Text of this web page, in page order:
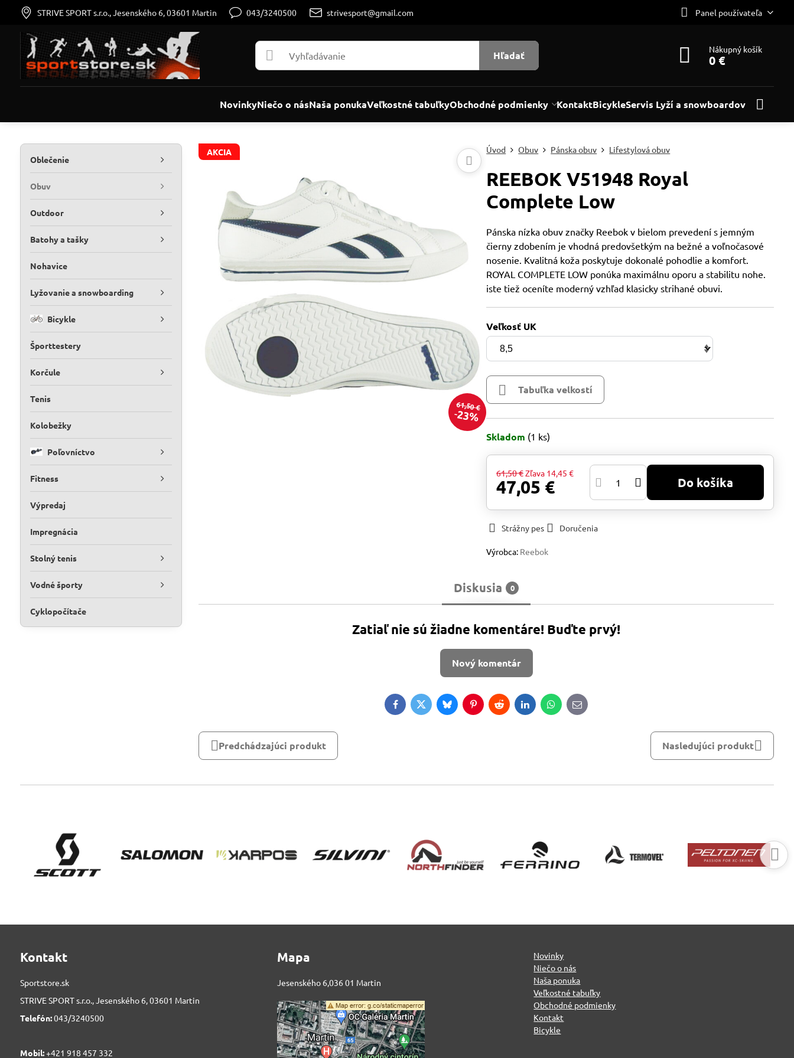
STRIVE SPORT s.r.o., Jesenského 6, 03601 Martin 043/3240500 strivesport@gmail.com Panel používateľa
Hľadať Nákupný košík
0 €
NovinkyNiečo o násNaša ponukaVeľkostné tabuľkyObchodné podmienky KontaktBicykleServis Lyží a snowboardov
AKCIA
61,50 €
23%
Úvod Obuv Pánska obuv Lifestylová obuv
REEBOK V51948 Royal
Complete Low
Pánska nízka obuv značky Reebok v bielom prevedení s jemným
čierny zdobením je vhodná predovšetkým na bežné a voľnočasové
nosenie. Kvalitná koža poskytuje dokonalé pohodlie a komfort.
ROYAL COMPLETE LOW ponúka maximálnu oporu a stabilitu nohe.
iste tiež oceníte moderný vzhľad klasicky strihané obuvi.
Veľkosť UK
Tabuľka velkostí
Skladom (1 ks)
61,50 €Zľava 14,45 €
47,05 € Do košíka
Strážny pes Doručenia
Výrobca: Reebok
Diskusia 0
Zatiaľ nie sú žiadne komentáre! Buďte prvý!
Nový komentár
FacebookTwitterBlueskyPinterestRedditLinkedInWhatsApp
E-
mail
Predchádzajúci produkt Nasledujúci produkt
Oblečenie
Obuv
Outdoor
Batohy a tašky
Nohavice
Lyžovanie a snowboarding
Bicykle
Športtestery
Korčule
Tenis
Kolobežky
Poľovníctvo
Fitness
Výpredaj
Impregnácia
Stolný tenis
Vodné športy
Cyklopočítače
Kontakt
Sportstore.sk
STRIVE SPORT s.r.o., Jesenského 6, 03601 Martin
Telefón:043/3240500
Mobil:+421 918 457 332
Mapa
Jesenského 6,036 01 Martin
Externý obsah je
blokovaný Voľbami
Novinky
Niečo o nás
Naša ponuka
Veľkostné tabuľky
Obchodné podmienky
Kontakt
Bicykle